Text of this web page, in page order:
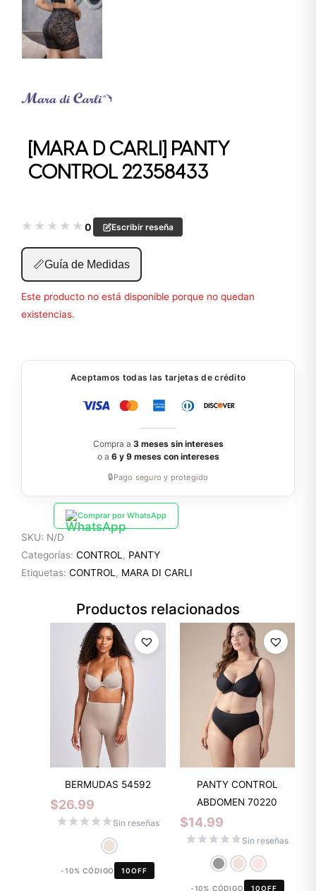
[MARA D CARLI] PANTY
CONTROL 22358433
★ ★ ★ ★ ★0 Escribir reseña
📏Guía de Medidas
Este producto no está disponible porque no quedan
existencias.
Aceptamos todas las tarjetas de crédito
Compra a 3 meses sin intereses
o a 6 y 9 meses con intereses
🔒Pago seguro y protegido
Comprar por WhatsApp
SKU: N/D
Categorías: CONTROL, PANTY
Etiquetas: CONTROL, MARA DI CARLI
Productos relacionados
BERMUDAS 54592
$26.99
Sin reseñas
-10% CÓDIGO 10OFF
PANTY CONTROL
ABDOMEN 70220
$14.99
Sin reseñas
-10% CÓDIGO 10OFF